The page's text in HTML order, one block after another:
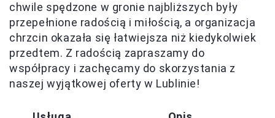
chwile spędzone w gronie najbliższych były
przepełnione radością i miłością, a organizacja
chrzcin okazała się łatwiejsza niż kiedykolwiek
przedtem. Z radością zapraszamy do
współpracy i zachęcamy do skorzystania z
naszej wyjątkowej oferty w Lublinie!